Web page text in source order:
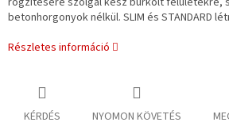
betonhorgonyok nélkül. SLIM és STANDARD
Részletes információ
KÉRDÉS NYOMON KÖVETÉS